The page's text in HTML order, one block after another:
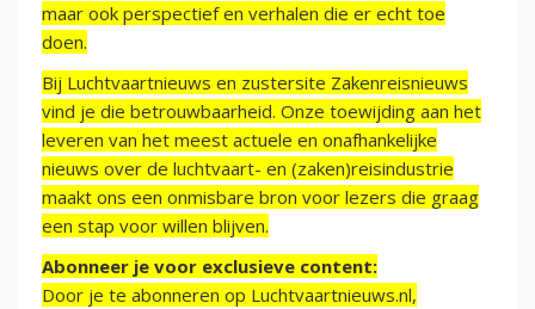
maar ook perspectief en verhalen die er echt toe
doen.
Bij Luchtvaartnieuws en zustersite Zakenreisnieuws
vind je die betrouwbaarheid. Onze toewijding aan het
leveren van het meest actuele en onafhankelijke
nieuws over de luchtvaart- en (zaken)reisindustrie
maakt ons een onmisbare bron voor lezers die graag
een stap voor willen blijven.
Abonneer je voor exclusieve content:
Door je te abonneren op Luchtvaartnieuws.nl,